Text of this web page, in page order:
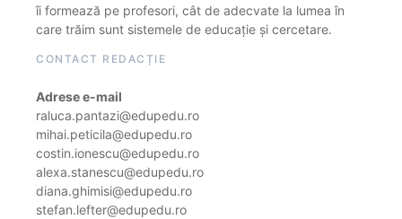
îi formează pe profesori, cât de adecvate la lumea în
care trăim sunt sistemele de educație și cercetare.
CONTACT REDACȚIE
Adrese e-mail
raluca.pantazi@edupedu.ro
mihai.peticila@edupedu.ro
costin.ionescu@edupedu.ro
alexa.stanescu@edupedu.ro
diana.ghimisi@edupedu.ro
stefan.lefter@edupedu.ro